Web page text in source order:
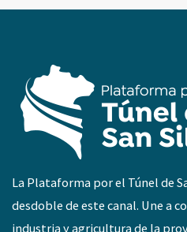
La Plataforma por el Túnel de
desdoble de este canal. Une a
industria y agricultura de la